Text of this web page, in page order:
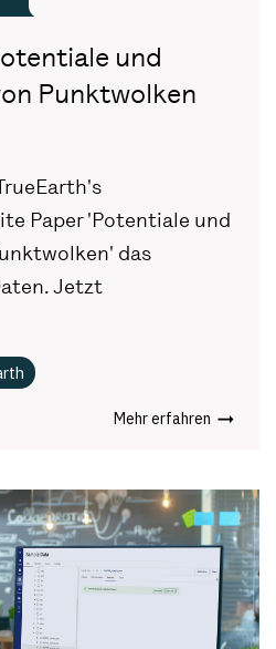
und
Punktwolken
Paper 'Potentiale und
das
Jetzt
Mehr erfahren